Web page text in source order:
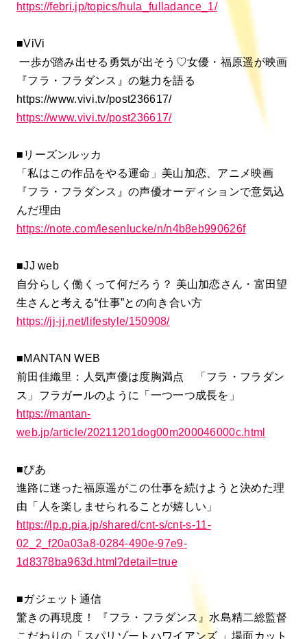
https://febri.jp/topics/hula_fulladance_1/
■ViVi
一歩が踏み出せる勇気が出そう♡女優・福原遥が映画
『フラ・フラダンス』の魅力を語る
https://www.vivi.tv/post236617/
https://www.vivi.tv/post236617/
■リーズンルッカ
「私はこの作品をやる運命」美山加恋、アニメ映画
『フラ・フラダンス』の声優オーディションで意気込
んだ理由
https://note.com/lesenlucke/n/n4b8eb990626f
■JJ web
自分らしく働くって何だろう？ 美山加恋さん・富田望
生さんと考える“仕事”との向き合い方
https://jj-jj.net/lifestyle/150908/
■MANTAN WEB
前田佳織里：人気声優は度胸満点 「フラ・フラダン
ス」フラガールのように「一つ一つ成長を」
https://mantan-
web.jp/article/20211201dog00m200046000c.html
■ぴあ
進路に迷った福原遥がこの仕事を続けようと決めた理
由「人を楽しませられることが嬉しい」
https://lp.p.pia.jp/shared/cnt-s/cnt-s-11-
02_2_f20a03a8-0284-490e-97e9-
1d8378ba963d.html?detail=true
■ガジェット通信
驚きの再現度！ 『フラ・フラダンス』水島精二総監督
こだわりの「スパリゾートハワイアンズ 」場面カット